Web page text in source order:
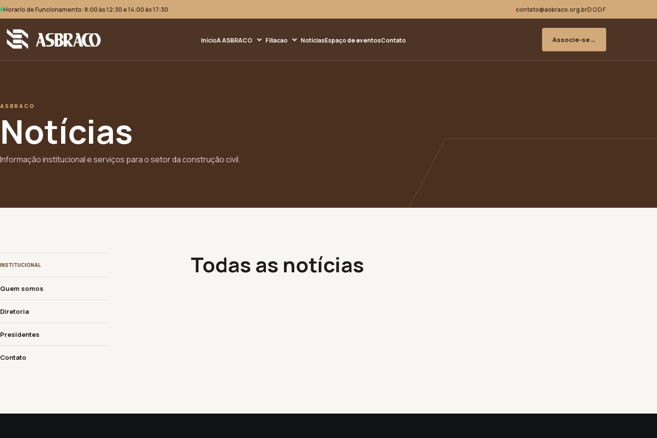
Horario de Funcionamento: 8:00 às 12:30 e 14:00 às 17:30 contato@asbraco.org.brDODF
InícioA ASBRACO Filiacao NotíciasEspaço de eventosContato Associe-se→
ASBRACO
Notícias
Informação institucional e serviços para o setor da construção civil.
INSTITUCIONAL
Quem somos
Diretoria
Presidentes
Contato
Todas as notícias